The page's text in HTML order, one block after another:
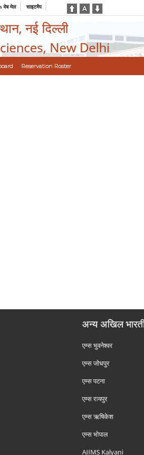
वेब मेल साइटमैप
नई दिल्ली
New Delhi
Reservation Roster
अन्य अखिल
एम्‍स भुवनेश्वर
एम्‍स जोधपुर
एम्‍स पटना
एम्‍स रायपुर
एम्‍स ऋषिकेश
एम्‍स भोपाल
AIIMS Kalyani